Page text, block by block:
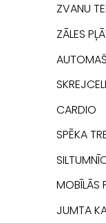
ZVANU
ZĀLES
CARDIO
SPĒKA
MOBĪLĀS
JUMTA